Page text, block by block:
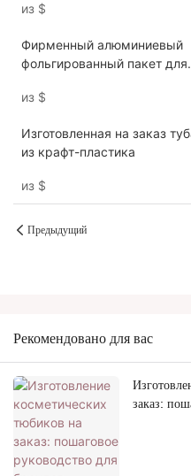
по уходу за кожей
из $
Фирменный алюминиевый
фольгированный пакет для
кисточек для ресниц
из $
Изготовленная на заказ
из крафт-пластика
из $
Предыдущий
Рекомендовано для вас
заказ: